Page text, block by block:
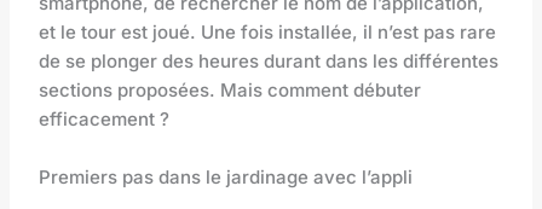
et le tour est joué. Une fois installée, il n’est pas rare
de se plonger des heures durant dans les différentes
sections proposées. Mais comment débuter
efficacement ?
Premiers pas dans le jardinage avec l’appli